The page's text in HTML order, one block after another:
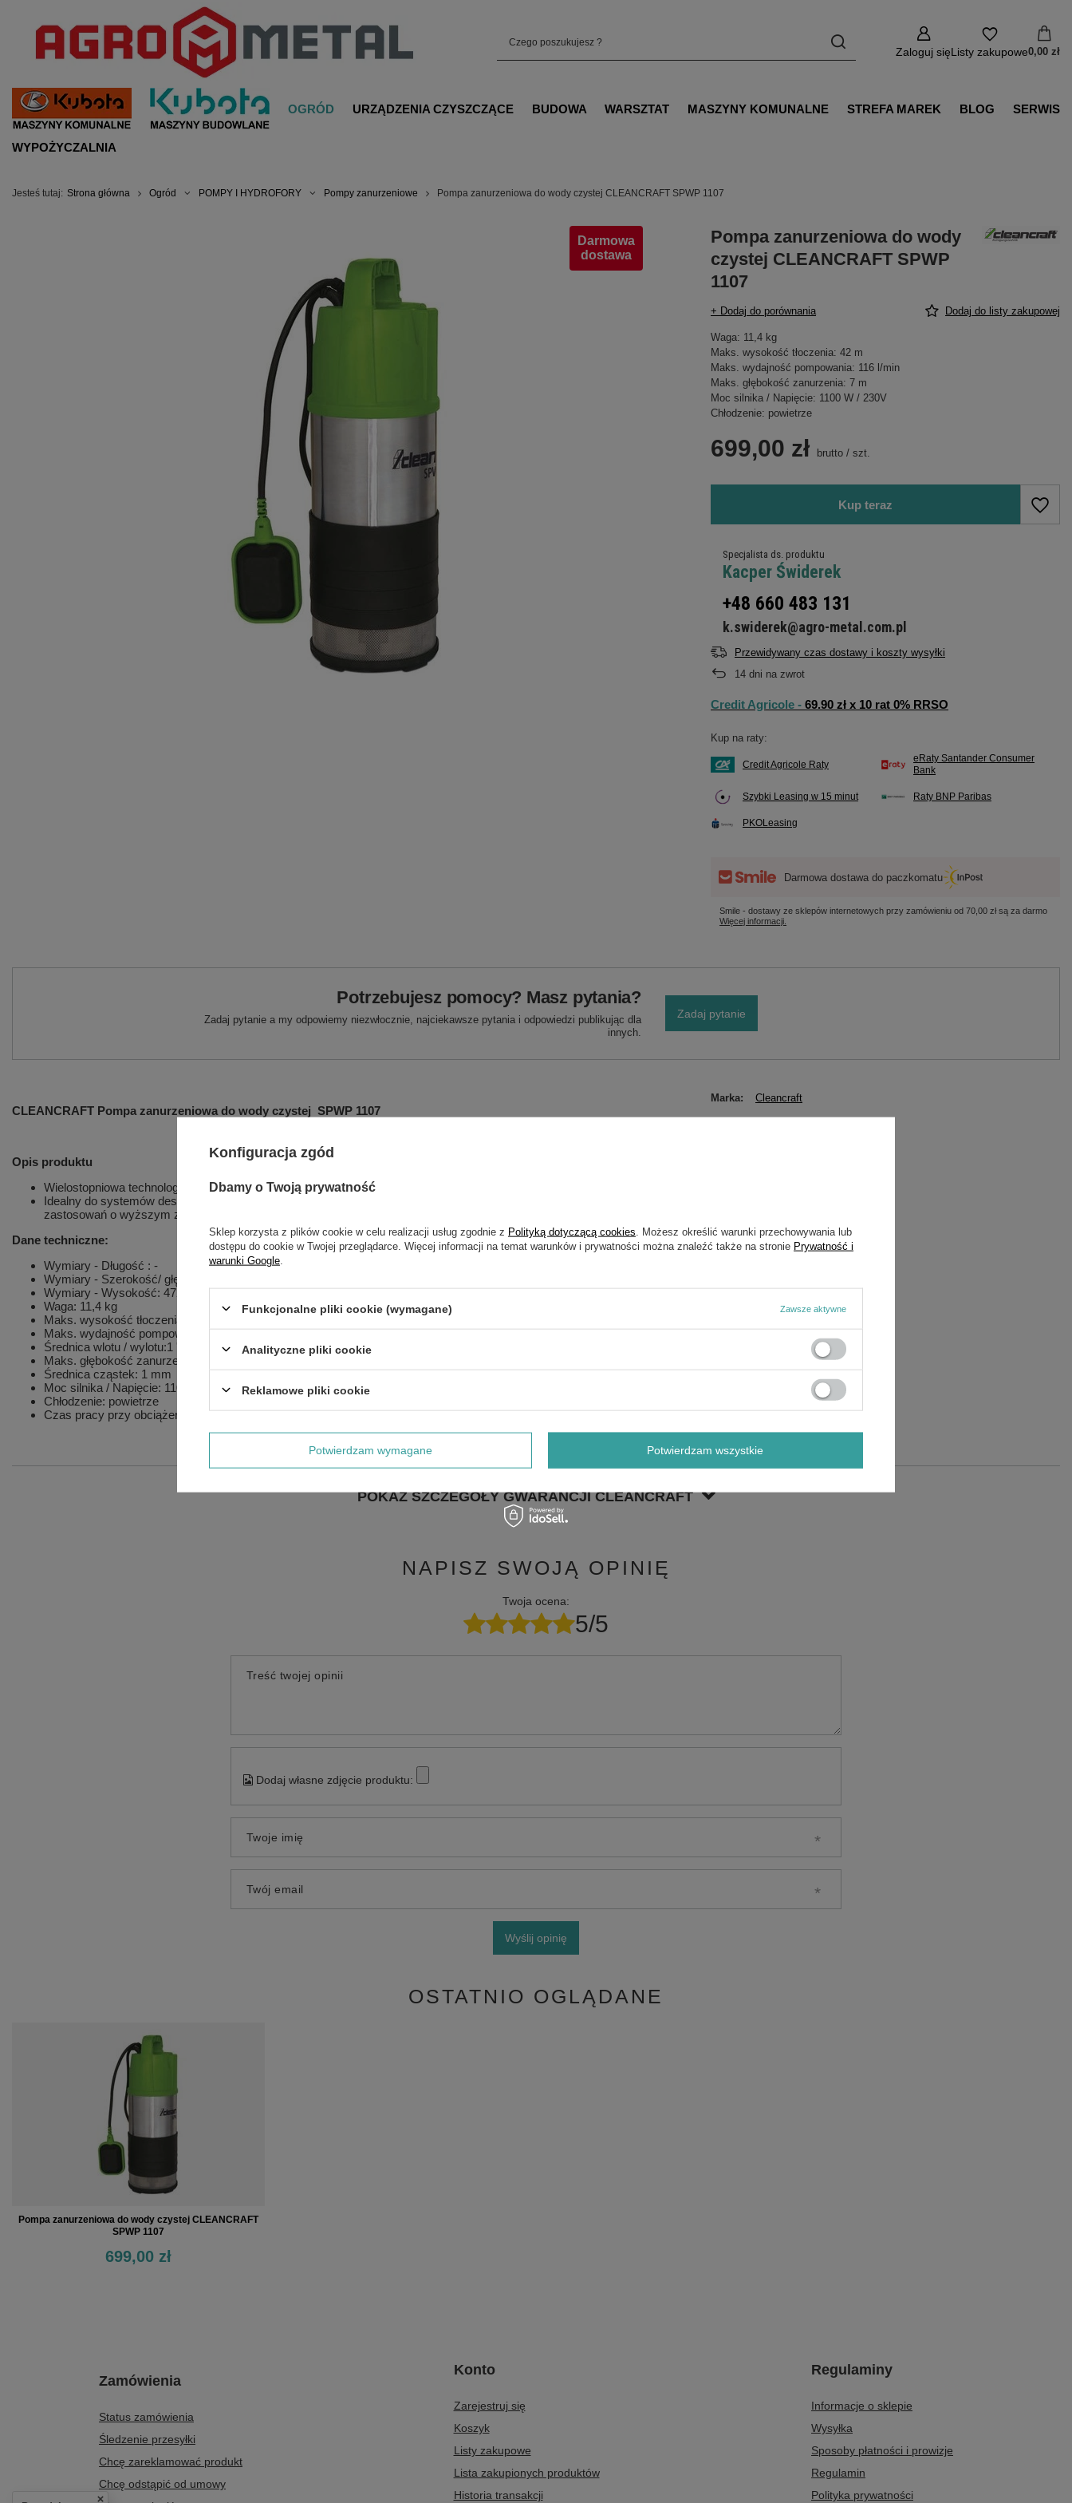
Zaloguj sięListy zakupowe0,00 zł
OGRÓD URZĄDZENIA CZYSZCZĄCE BUDOWA WARSZTAT MASZYNY KOMUNALNE STREFA MAREK BLOG SERWIS
WYPOŻYCZALNIA
Jesteś tutaj: Strona główna Ogród POMPY I HYDROFORY Pompy zanurzeniowe Pompa zanurzeniowa do wody czystej CLEANCRAFT SPWP 1107
Darmowa
dostawa
Pompa zanurzeniowa do wody
czystej CLEANCRAFT SPWP
1107
+ Dodaj do porównania Dodaj do listy zakupowej
Waga: 11,4 kg
Maks. wysokość tłoczenia: 42 m
Maks. wydajność pompowania: 116 l/min
Maks. głębokość zanurzenia: 7 m
Moc silnika / Napięcie: 1100 W / 230V
Chłodzenie: powietrze
699,00 zł brutto /szt.
Kup teraz
Specjalista ds. produktu
Kacper Świderek
+48 660 483 131
k.swiderek@agro-metal.com.pl
Przewidywany czas dostawy i koszty wysyłki
14 dni na zwrot
Credit Agricole -69.90 zł x 10 rat 0% RRSO
Kup na raty:
Credit Agricole Raty
eRaty Santander Consumer
Bank
Szybki Leasing w 15 minut Raty BNP Paribas
PKOLeasing
Darmowa dostawa do paczkomatu
Smile - dostawy ze sklepów internetowych przy zamówieniu od70,00 złsą za darmo
Więcej informacji.
Potrzebujesz pomocy? Masz pytania?
Zadaj pytanie a my odpowiemy niezwłocznie, najciekawsze pytania i odpowiedzi publikując dla
innych.
Zadaj pytanie
CLEANCRAFT Pompa zanurzeniowa do wody czystej SPWP 1107
Opis produktu
Wielostopniowa technologia wirnika generuje wysokie ciśnienie wody wynoszące ok. 4 bary
Idealny do systemów deszczowych, zraszaczy, pompowania wody z cystern, zbiorników, stawów, fontann i innych
zastosowań o wyższym zapotrzebowaniu na ciśnienie
Dane techniczne:
Wymiary - Długość : -
Wymiary - Szerokość/ głębokość : 163 mm
Wymiary - Wysokość: 472 mm
Waga: 11,4 kg
Maks. wysokość tłoczenia: 42 m
Maks. wydajność pompowania: 116 l/min
Średnica wlotu / wylotu:1 ''
Maks. głębokość zanurzenia: 7 m
Średnica cząstek: 1 mm
Moc silnika / Napięcie: 1100 W / 230V
Chłodzenie: powietrze
Czas pracy przy obciążeniu 75%: 4000 h
Marka Cleancraft
POKAŻ SZCZEGÓŁY GWARANCJI CLEANCRAFT
NAPISZ SWOJĄ OPINIĘ
Twoja ocena:
5/5
Treść twojej opinii
Dodaj własne zdjęcie produktu:
Twoje imię
Twój email
Wyślij opinię
OSTATNIO OGLĄDANE
Pompa zanurzeniowa do wody czystej CLEANCRAFT
SPWP 1107
699,00 zł
Zamówienia
Status zamówienia
Śledzenie przesyłki
Chcę zareklamować produkt
Chcę odstąpić od umowy
Konto
Zarejestruj się
Koszyk
Listy zakupowe
Lista zakupionych produktów
Historia transakcji
Regulaminy
Informacje o sklepie
Wysyłka
Sposoby płatności i prowizje
Regulamin
Polityka prywatności
Konfiguracja zgód
Dbamy o Twoją prywatność
Sklep korzysta z plików cookie w celu realizacji usług zgodnie z Polityką dotyczącą cookies . Możesz określić warunki przechowywania lub
dostępu do cookie w Twojej przeglądarce. Więcej informacji na temat warunków i prywatności można znaleźć także na stronie Prywatność i
warunki Google
Funkcjonalne pliki cookie (wymagane) Zawsze aktywne
Analityczne pliki cookie
Reklamowe pliki cookie
Potwierdzam wymagane Potwierdzam wszystkie